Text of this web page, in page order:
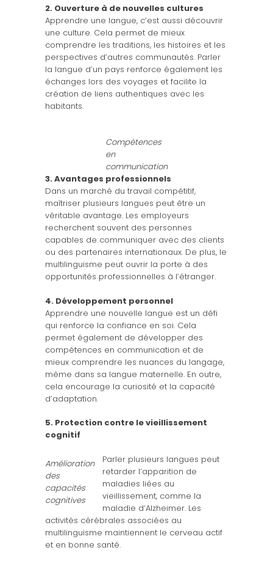
2. Ouverture à de nouvelles cultures
Apprendre une langue, c’est aussi découvrir
une culture. Cela permet de mieux
comprendre les traditions, les histoires et les
perspectives d’autres communautés. Parler
la langue d’un pays renforce également les
échanges lors des voyages et facilite la
création de liens authentiques avec les
habitants.
Compétences
en
communication
3. Avantages professionnels
Dans un marché du travail compétitif,
maîtriser plusieurs langues peut être un
véritable avantage. Les employeurs
recherchent souvent des personnes
capables de communiquer avec des clients
ou des partenaires internationaux. De plus, le
multilinguisme peut ouvrir la porte à des
opportunités professionnelles à l’étranger.
4. Développement personnel
Apprendre une nouvelle langue est un défi
qui renforce la confiance en soi. Cela
permet également de développer des
compétences en communication et de
mieux comprendre les nuances du langage,
même dans sa langue maternelle. En outre,
cela encourage la curiosité et la capacité
d’adaptation.
5. Protection contre le vieillissement
cognitif
Amélioration
des
capacités
cognitives
Parler plusieurs langues peut
retarder l’apparition de
maladies liées au
vieillissement, comme la
maladie d’Alzheimer. Les
activités cérébrales associées au
multilinguisme maintiennent le cerveau actif
et en bonne santé.